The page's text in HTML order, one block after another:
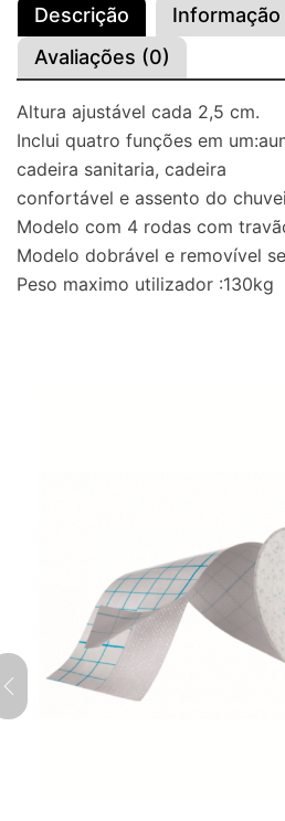
Descrição
Avaliações (0)
Altura ajustável cada 2,5 cm.
Inclui quatro funções em
cadeira sanitaria, cadeira
confortável e assento do
Modelo com 4 rodas com
Modelo dobrável e removível
Peso maximo utilizador :130kg